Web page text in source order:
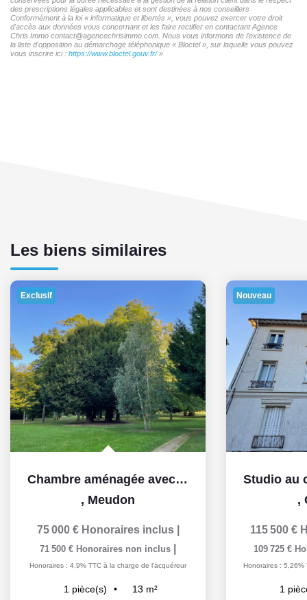
des prescriptions légales applicables et sont destinées à nos conseillers
Conformément à la loi « informatique et libertés », vous pouvez exercer votre droit
d'accès aux données vous concernant et les faire rectifier en contactant Agence
Chris Immo contact@agencechrisimmo.com. Nous vous informons de l'existence de
la liste d'opposition au démarchage téléphonique « Bloctel », sur laquelle vous pouvez
vous inscrire ici : https://www.bloctel.gouv.fr/»
Les biens similaires
Exclusif
Chambre aménagée avec Wc à part .
, Meudon
75 000 € Honoraires inclus
71 500 € Honoraires non inclus
Honoraires : 4,9% TTC à la charge de l'acquéreur
1 pièce(s) 13 m²
Nouveau
,
115 500 €
109 725 €
Honoraires : 5,26%
1